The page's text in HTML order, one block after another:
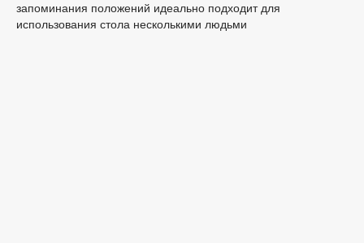
запоминания положений идеально подходит для
использования стола несколькими людьми